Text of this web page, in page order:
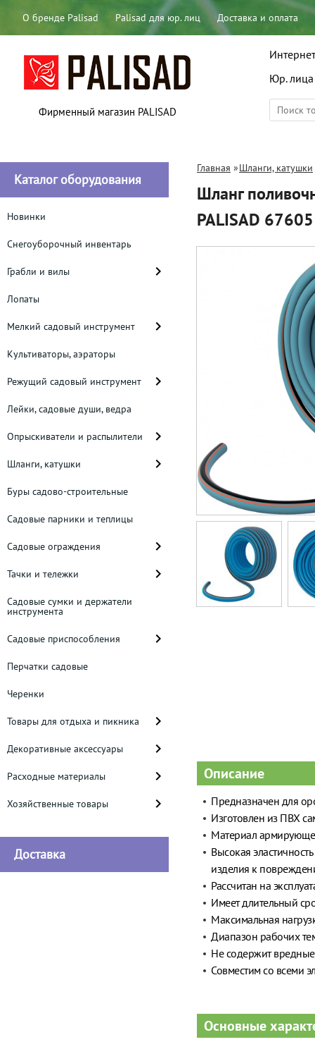
О бренде Palisad Palisad для юр. лиц Доставка и оплата
Фирменный магазин PALISAD
Юр. лица
Каталог оборудования
Новинки
Снегоуборочный инвентарь
Грабли и вилы
Лопаты
Мелкий садовый инструмент
Культиваторы, аэраторы
Режущий садовый инструмент
Лейки, садовые души, ведра
Опрыскиватели и распылители
Шланги, катушки
Буры садово-строительные
Садовые парники и теплицы
Садовые ограждения
Тачки и тележки
Садовые сумки и держатели
инструмента
Садовые приспособления
Перчатки садовые
Черенки
Товары для отдыха и пикника
Декоративные аксессуары
Расходные материалы
Хозяйственные товары
Доставка
Главная »Шланги, катушки
Шланг
PALISAD 67605
Описание
Предназначен для
Изготовлен из ПВХ
Материал
Высокая
изделия к
Рассчитан на
Имеет длительный
Максимальная
Диапазон рабочих
Не содержит
Совместим со всеми
Основные